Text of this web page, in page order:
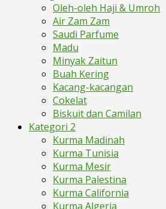
Oleh-oleh Haji & Umroh
Air Zam Zam
Saudi Parfume
Madu
Minyak Zaitun
Buah Kering
Kacang-kacangan
Cokelat
Biskuit dan Camilan
Kategori 2
Kurma Madinah
Kurma Tunisia
Kurma Mesir
Kurma Palestina
Kurma California
Kurma Algeria